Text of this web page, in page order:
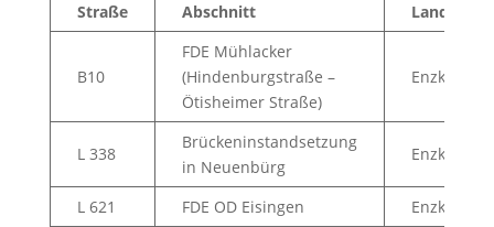
Straße Abschnitt Landkreis
B10
FDE Mühlacker
(Hindenburgstraße –
Ötisheimer Straße)
Enzkreis
L 338
Brückeninstandsetzung
in Neuenbürg
Enzkreis
L 621 FDE OD Eisingen
Enzkreis